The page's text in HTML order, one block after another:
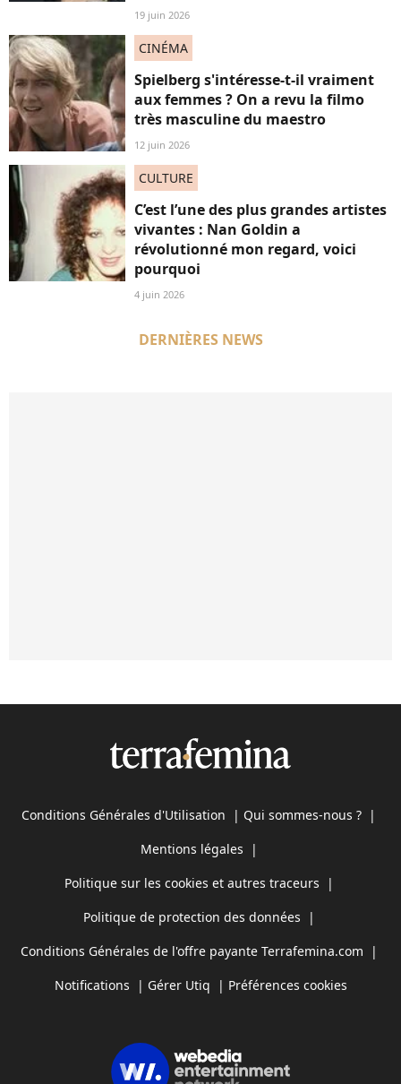
19 juin 2026
CINÉMA
Spielberg s'intéresse-t-il vraiment
aux femmes ? On a revu la filmo
très masculine du maestro
12 juin 2026
CULTURE
C’est l’une des plus grandes artistes
vivantes : Nan Goldin a
révolutionné mon regard, voici
pourquoi
4 juin 2026
DERNIÈRES NEWS
Conditions Générales d'Utilisation | Qui sommes-nous ? |
Mentions légales |
Politique sur les cookies et autres traceurs |
Politique de protection des données |
Conditions Générales de l'offre payante Terrafemina.com |
Notifications | Gérer Utiq | Préférences cookies